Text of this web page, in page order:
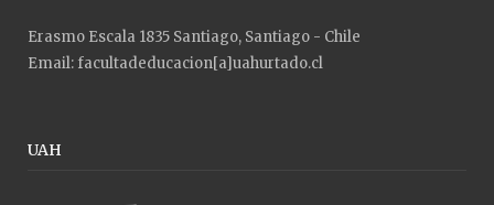
Erasmo Escala 1835 Santiago, Santiago - Chile
Email: facultadeducacion[a]uahurtado.cl
UAH